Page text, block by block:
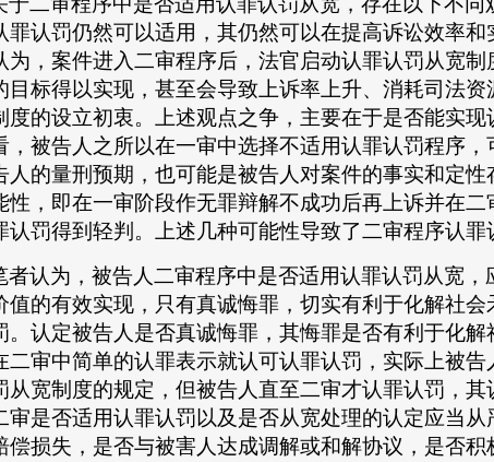
罪认罚仍然可以适用，其仍然可以在提高诉讼效率
为，案件进入二审程序后，法官启动认罪认罚从宽
目标得以实现，甚至会导致上诉率上升、消耗司法
度的设立初衷。上述观点之争，主要在于是否能实
，被告人之所以在一审中选择不适用认罪认罚程序
人的量刑预期，也可能是被告人对案件的事实和定
性，即在一审阶段作无罪辩解不成功后再上诉并在
认罚得到轻判。上述几种可能性导致了二审程序认罪
者认为，被告人二审程序中是否适用认罪认罚从宽
值的有效实现，只有真诚悔罪，切实有利于化解社
。认定被告人是否真诚悔罪，其悔罪是否有利于化
二审中简单的认罪表示就认可认罪认罚，实际上被
从宽制度的规定，但被告人直至二审才认罪认罚，
审是否适用认罪认罚以及是否从宽处理的认定应当
偿损失，是否与被害人达成调解或和解协议，是否